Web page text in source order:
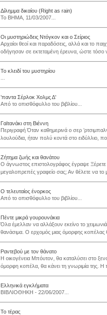
Δίλημμα δικαίου (Right as rain)
Το ΒΗΜΑ, 11/03/2007...
Οι μυστηριώδεις Ντόγκον και ο Σείριος
Αρχαίοι θεοί και παραδόσεις, αλλά και το
οδήγησαν σε εκτεταμένη έρευνα, ώστε τόσο
Το κλειδί του μυστηρίου
’παντα Σέρλοκ Χολμς Δ'
Από το οπισθόφυλλο του βιβλίου...
Γαϊτανάκι στη Βιέννη
Περιγραφή Όταν καθημερινά ο σερ
λουλούδια, ήταν πολύ κοντά στο ειδύλλιο,
Ζήτημα ζωής και θανάτου
Ο άγνωστος επιστολογράφος έγραψε Ξέρετε
μεγαλοπρεπές γραφείο σας; Αν θέλετε να
Ο τελευταίος ένορκος
Από το οπισθόφυλλο του βιβλίου...
Πέντε μικρά γουρουνάκια
Όλα έμελλαν να αλλάξουν εκείνο το
θανάσιμα. Ο ερχομός μιας όμορφης κοπέλας
Ραντεβού με τον θάνατο
Η οικογένεια Μπόυτον, θα καταλύσει στο
όμορφη κοπέλα, θα κάνει τη γνωριμία της. Η
Ελληνικά εγκλήματα
ΒΙΒΛΙΟΘΗΚΗ - 22/06/2007...
Το τέρας